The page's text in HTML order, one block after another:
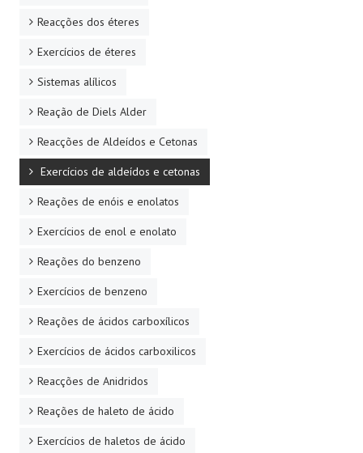
Reacções dos éteres
Exercícios de éteres
Sistemas alílicos
Reação de Diels Alder
Reacções de Aldeídos e Cetonas
Exercícios de aldeídos e cetonas
Reações de enóis e enolatos
Exercícios de enol e enolato
Reações do benzeno
Exercícios de benzeno
Reações de ácidos carboxílicos
Exercícios de ácidos carboxilicos
Reacções de Anidridos
Reações de haleto de ácido
Exercícios de haletos de ácido